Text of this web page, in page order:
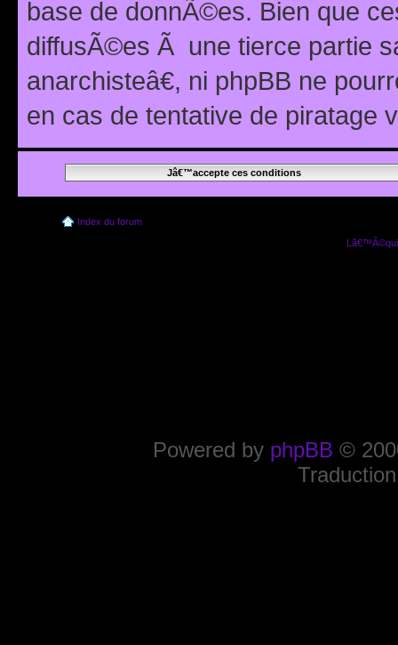
base de donnÃ©es. Bien que
diffusÃ©es Ã une tierce partie
anarchisteâ€, ni phpBB ne
en cas de tentative de piratage
Index du forum
Powered by phpBB ©